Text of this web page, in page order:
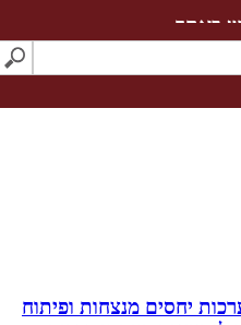
יחסים מנצחות ופיתוח